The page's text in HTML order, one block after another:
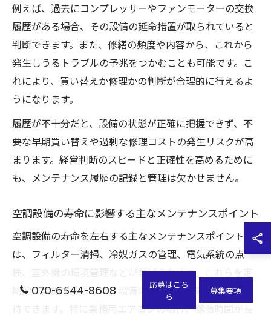
例えば、過去にコンプレッサーやファンモーターの交換
履歴がある場合、その設備の延命措置が取られていると
判断できます。また、修繕の頻度や内容から、これから
発生しうるトラブルの予兆をつかむことも可能です。こ
れにより、買い替えか修理かの判断が合理的に行えるよ
うになります。
履歴が不十分だと、設備の状態が正確に把握できず、不
要な早期買い替えや過剰な修理コストの発生リスクが高
まります。経営判断のスピードと正確性を高めるために
も、メンテナンス履歴の記録と管理は欠かせません。
空調設備の寿命に影響する主なメンテナンスポイント
空調設備の寿命を左右する主なメンテナンスポイント
は、フィルター清掃、冷媒ガスの管理、電気系統の点
検、室外機の環境管理などが挙げられます。これらを定
期的に実施することで、設備の性能維持と寿命延長が期
待できます。特に業務用エアコンの場合、稼働時間が長
070-6544-8608
応募はこち
ら
募集要項